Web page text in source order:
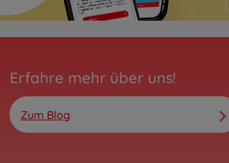
Erfahre mehr über uns!
Zum Blog